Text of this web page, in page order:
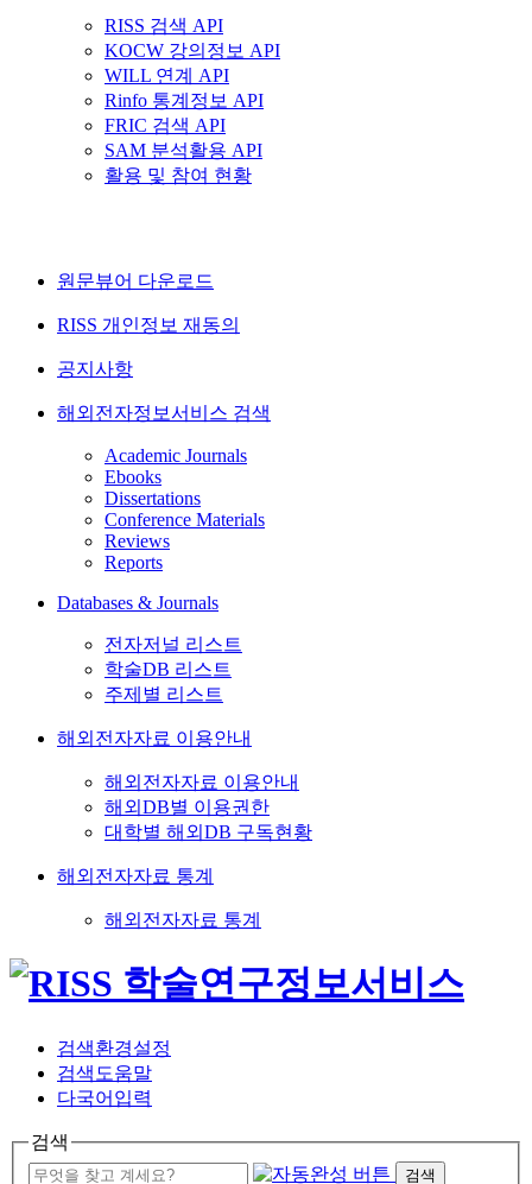
RISS 검색 API
KOCW 강의정보 API
WILL 연계 API
Rinfo 통계정보 API
FRIC 검색 API
SAM 분석활용 API
활용 및 참여 현황
원문뷰어 다운로드
RISS 개인정보 재동의
공지사항
해외전자정보서비스 검색
Academic Journals
Ebooks
Dissertations
Conference Materials
Reviews
Reports
Databases & Journals
전자저널 리스트
학술DB 리스트
주제별 리스트
해외전자자료 이용안내
해외전자자료 이용안내
해외DB별 이용권한
대학별 해외DB 구독현황
해외전자자료 통계
해외전자자료 통계
검색환경설정
검색도움말
다국어입력
검색
검색